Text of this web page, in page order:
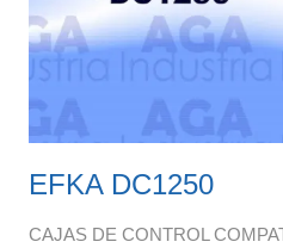
EFKA DC1250
CAJAS DE CONTROL